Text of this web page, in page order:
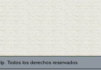
Todos los derechos reservados